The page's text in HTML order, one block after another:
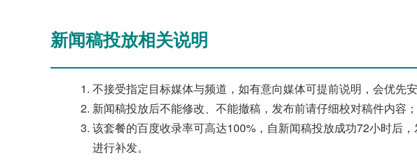
新闻稿投放相关说明
不接受指定目标媒体与频道，如有意向媒体可提前说明，会优先安
新闻稿投放后不能修改、不能撤稿，发布前请仔细校对稿件内容；
该套餐的百度收录率可高达100%，自新闻稿投放成功72小时后
进行补发。